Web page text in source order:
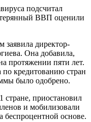
подсчитал
ВВП оценили
заявила директор-
Она добавила,
протяжении пяти лет.
по кредитованию стран
было одобрено.
приостановил
и мобилизовали
беспроцентной основе.